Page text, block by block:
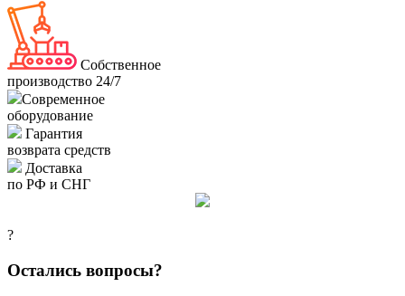
Собственное
производство 24/7
Современное
оборудование
Гарантия
возврата средств
Доставка
по РФ и СНГ
?
Остались вопросы?